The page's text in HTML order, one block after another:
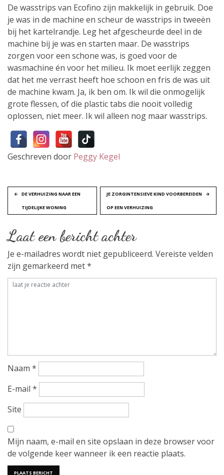
De wasstrips van Ecofino zijn makkelijk in gebruik. Doe
je was in de machine en scheur de wasstrips in tweeën
bij het kartelrandje. Leg het afgescheurde deel in de
machine bij je was en starten maar. De wasstrips
zorgen voor een schone was, is goed voor de
wasmachine én voor het milieu. Ik moet eerlijk zeggen
dat het me verrast heeft hoe schoon en fris de was uit
de machine kwam. Ja, ik ben om. Ik wil die onmogelijk
grote flessen, of die plastic tabs die nooit volledig
oplossen, niet meer. Ik wil alleen nog maar wasstrips.
Geschreven door Peggy Kegel
B
e
r
i
c
a
v
i
g
a
DE VERHUIZING NAAR EEN
TIJDELIJKE WONING
JE ZORGINTENSIEVE KIND VOORBEREIDEN
OP EEN VERHUIZING
Laat een bericht achter
Je e-mailadres wordt niet gepubliceerd. Vereiste velden
zijn gemarkeerd met*
Naam *
E-mail *
Site
Mijn naam, e-mail en site opslaan in deze browser voor
de volgende keer wanneer ik een reactie plaats.